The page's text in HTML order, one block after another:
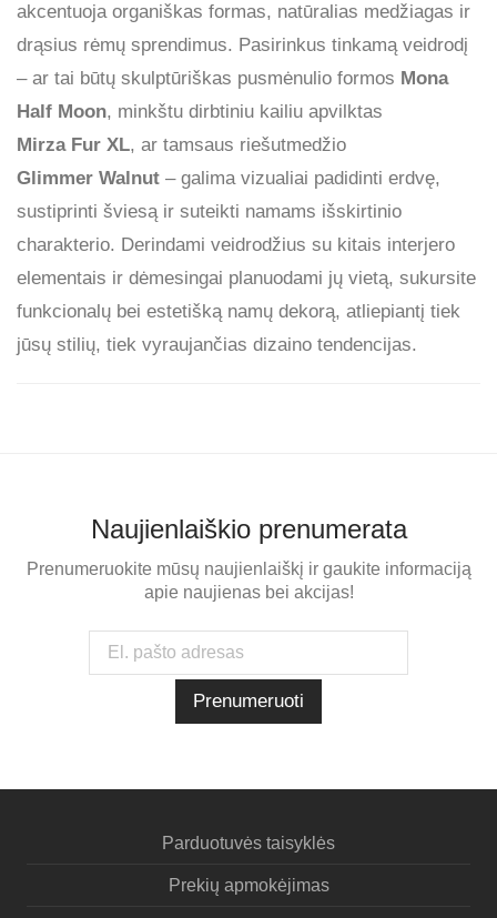
akcentuoja organiškas formas, natūralias medžiagas ir
drąsius rėmų sprendimus. Pasirinkus tinkamą veidrodį
– ar tai būtų skulptūriškas pusmėnulio formos Mona
Half Moon, minkštu dirbtiniu kailiu apvilktas
Mirza Fur XL, ar tamsaus riešutmedžio
Glimmer Walnut – galima vizualiai padidinti erdvę,
sustiprinti šviesą ir suteikti namams išskirtinio
charakterio. Derindami veidrodžius su kitais interjero
elementais ir dėmesingai planuodami jų vietą, sukursite
funkcionalų bei estetišką namų dekorą, atliepiantį tiek
jūsų stilių, tiek vyraujančias dizaino tendencijas.
Naujienlaiškio prenumerata
Prenumeruokite mūsų naujienlaiškį ir gaukite informaciją
apie naujienas bei akcijas!
Parduotuvės taisyklės
Prekių apmokėjimas